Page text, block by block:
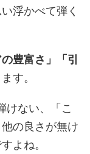
浮かべて弾く
豊富さ」「引
す。
けない、「こ
の良さが無け
よね。